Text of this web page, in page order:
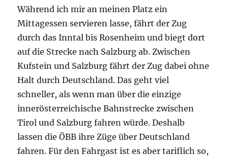
Während ich mir an meinen Platz ein
Mittagessen servieren lasse, fährt der Zug
durch das Inntal bis Rosenheim und biegt dort
auf die Strecke nach Salzburg ab. Zwischen
Kufstein und Salzburg fährt der Zug dabei ohne
Halt durch Deutschland. Das geht viel
schneller, als wenn man über die einzige
innerösterreichische Bahnstrecke zwischen
Tirol und Salzburg fahren würde. Deshalb
lassen die ÖBB ihre Züge über Deutschland
fahren. Für den Fahrgast ist es aber tariflich so,